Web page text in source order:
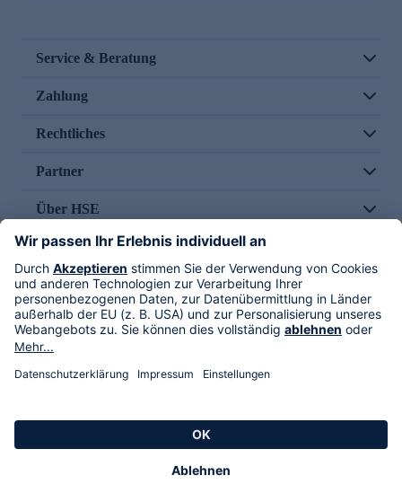
Service & Beratung
Zahlung
Rechtliches
Partner
Über HSE
Im TV
HSE International